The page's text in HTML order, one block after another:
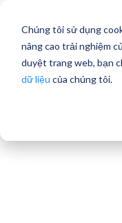
Chúng tôi sử dụng
nâng cao trải nghiệm
duyệt trang web, bạn
dữ liệu của chúng tôi.